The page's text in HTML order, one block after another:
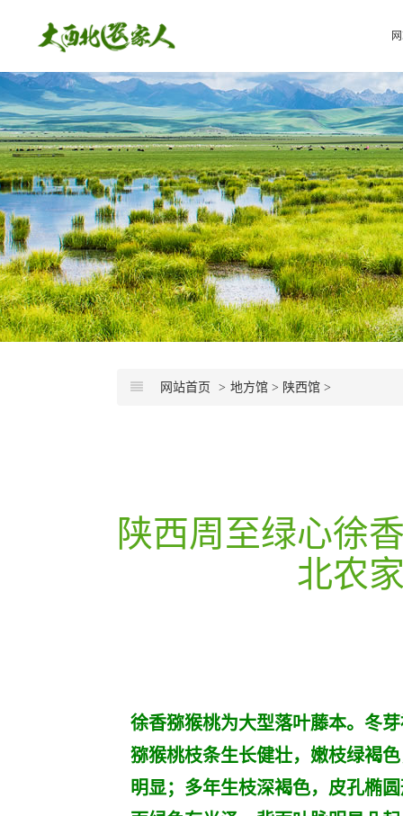
网站首页 地方馆 > 陕西馆 >
陕西周至绿心徐
北农
徐香猕猴桃为大型落叶藤本。冬
猕猴桃枝条生长健壮，嫩枝绿褐
明显；多年生枝深褐色，皮孔椭